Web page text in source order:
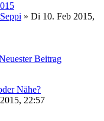
Seppi » Di 10. Feb 2015,
Nähe?
22:57